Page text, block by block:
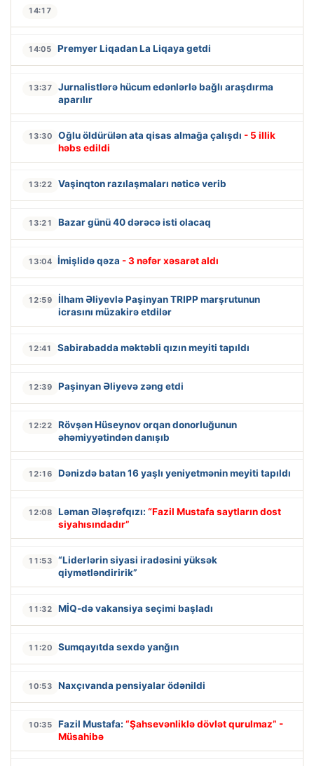
14:17
14:05 Premyer Liqadan La Liqaya getdi
13:37
Jurnalistlərə hücum edənlərlə bağlı araşdırma
aparılır
13:30 Oğlu öldürülən ata qisas almağa çalışdı - 5 illik
həbs edildi
13:22 Vaşinqton razılaşmaları nəticə verib
13:21 Bazar günü 40 dərəcə isti olacaq
13:04 İmişlidə qəza - 3 nəfər xəsarət aldı
12:59
İlham Əliyevlə Paşinyan TRIPP marşrutunun
icrasını müzakirə etdilər
12:41 Sabirabadda məktəbli qızın meyiti tapıldı
12:39 Paşinyan Əliyevə zəng etdi
12:22
Rövşən Hüseynov orqan donorluğunun
əhəmiyyətindən danışıb
12:16 Dənizdə batan 16 yaşlı yeniyetmənin meyiti tapıldı
12:08 Ləman Ələşrəfqızı: “Fazil Mustafa saytların dost
siyahısındadır”
11:53
“Liderlərin siyasi iradəsini yüksək
qiymətləndiririk”
11:32 MİQ-də vakansiya seçimi başladı
11:20 Sumqayıtda sexdə yanğın
10:53 Naxçıvanda pensiyalar ödənildi
10:35 Fazil Mustafa: “Şahsevənliklə dövlət qurulmaz” -
Müsahibə